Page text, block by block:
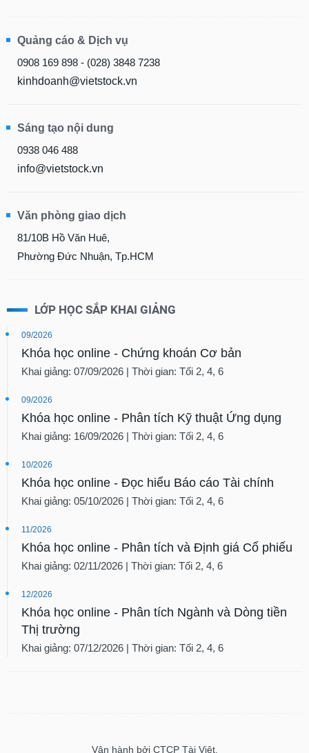
Quảng cáo & Dịch vụ
0908 169 898 - (028) 3848 7238
kinhdoanh@vietstock.vn
Sáng tạo nội dung
0938 046 488
info@vietstock.vn
Văn phòng giao dịch
81/10B Hồ Văn Huê,
Phường Đức Nhuận, Tp.HCM
LỚP HỌC SẮP KHAI GIẢNG
09/2026
Khóa học online - Chứng khoán Cơ bản
Khai giảng: 07/09/2026 | Thời gian: Tối 2, 4, 6
09/2026
Khóa học online - Phân tích Kỹ thuật Ứng dụng
Khai giảng: 16/09/2026 | Thời gian: Tối 2, 4, 6
10/2026
Khóa học online - Đọc hiểu Báo cáo Tài chính
Khai giảng: 05/10/2026 | Thời gian: Tối 2, 4, 6
11/2026
Khóa học online - Phân tích và Định giá Cổ phiếu
Khai giảng: 02/11/2026 | Thời gian: Tối 2, 4, 6
12/2026
Khóa học online - Phân tích Ngành và Dòng tiền
Thị trường
Khai giảng: 07/12/2026 | Thời gian: Tối 2, 4, 6
Vận hành bởi CTCP Tài Việt.